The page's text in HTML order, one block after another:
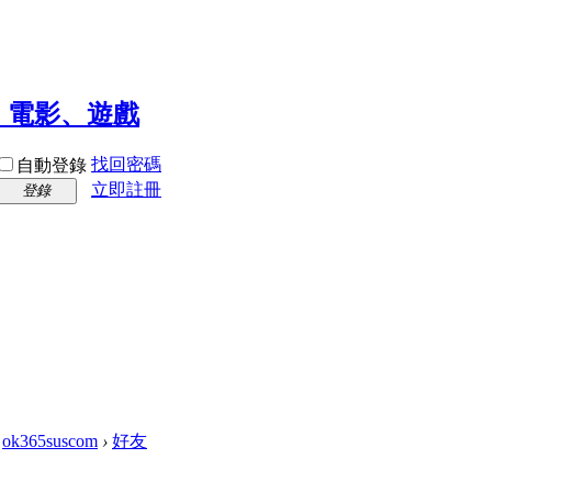
自動登錄 找回密碼
登錄 立即註冊
ok365suscom › 好友